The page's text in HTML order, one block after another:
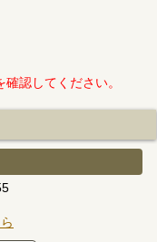
認してください。